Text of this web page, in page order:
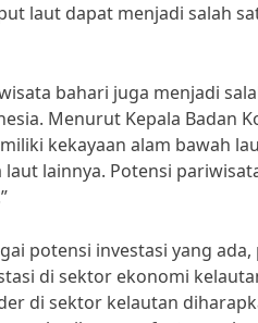
laut dapat menjadi salah
bahari juga menjadi
Menurut Kepala Badan
kekayaan alam bawah
laut lainnya. Potensi
potensi investasi yang
di sektor ekonomi
di sektor kelautan